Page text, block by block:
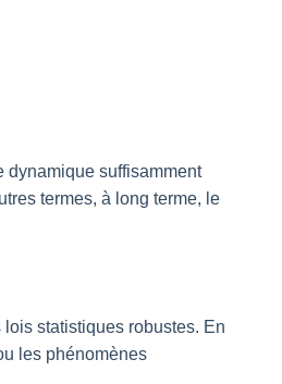
dynamique suffisamment
termes, à long terme, le
statistiques robustes. En
les phénomènes